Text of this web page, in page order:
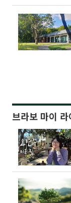
브라보 마이 라